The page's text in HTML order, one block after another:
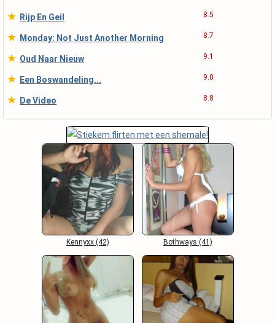
★ Rijp En Geil 8.5
★ Monday: Not Just Another Morning 8.7
★ Oud Naar Nieuw 9.1
★ Een Boswandeling... 9.0
★ De Video 8.8
Kennyxx (42) Bothways (41)